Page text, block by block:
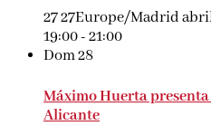
27 27Europe/Madrid
19:00-21:00
Dom28
Máximo Huerta
Alicante